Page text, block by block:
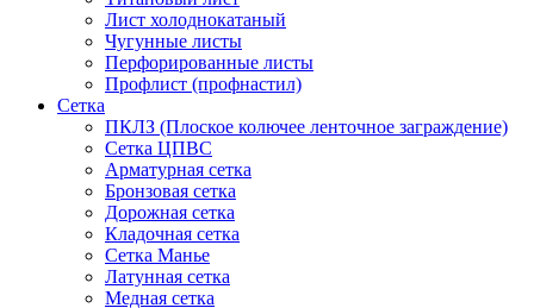
Лист холоднокатаный
Чугунные листы
Перфорированные листы
Профлист (профнастил)
Сетка
ПКЛЗ (Плоское колючее ленточное заграждение)
Сетка ЦПВС
Арматурная сетка
Бронзовая сетка
Дорожная сетка
Кладочная сетка
Сетка Манье
Латунная сетка
Медная сетка